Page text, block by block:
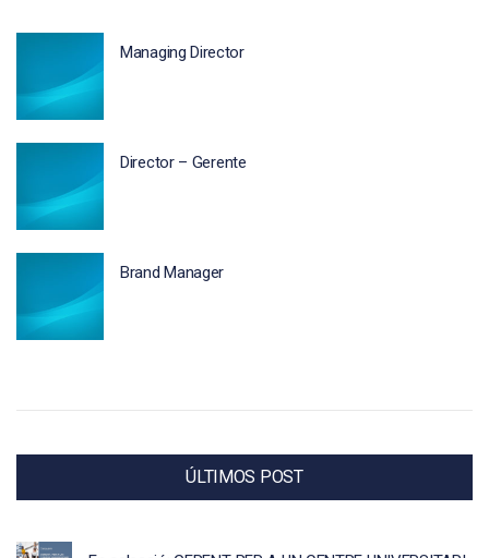
Managing Director
Director – Gerente
Brand Manager
ÚLTIMOS POST